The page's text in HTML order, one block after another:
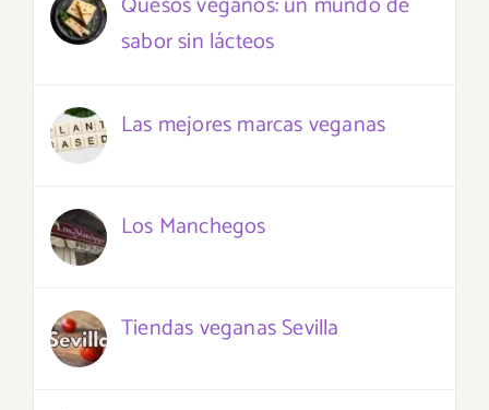
sabor sin lácteos
Las mejores marcas veganas
Los Manchegos
Tiendas veganas Sevilla